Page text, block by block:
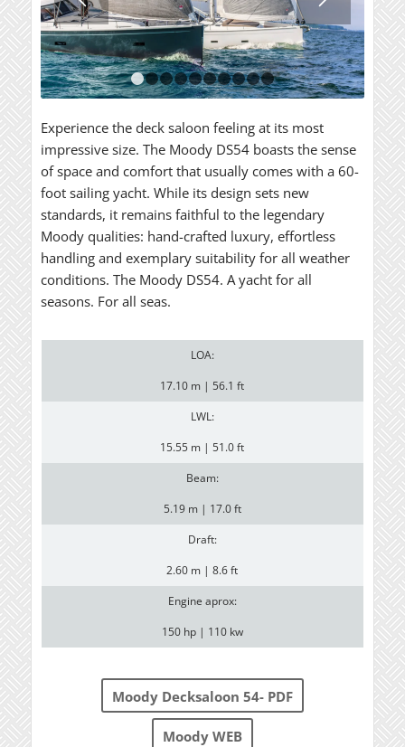
1 2 3 4 5 6 7 8 9 10
Experience the deck saloon feeling at its most
impressive size. The Moody DS54 boasts the sense
of space and comfort that usually comes with a 60-
foot sailing yacht. While its design sets new
standards, it remains faithful to the legendary
Moody qualities: hand-crafted luxury, effortless
handling and exemplary suitability for all weather
conditions. The Moody DS54. A yacht for all
seasons. For all seas.
LOA:
17.10 m | 56.1 ft
LWL:
15.55 m | 51.0 ft
Beam:
5.19 m | 17.0 ft
Draft:
2.60 m | 8.6 ft
Engine aprox:
150 hp | 110 kw
Moody Decksaloon 54- PDF
Moody WEB